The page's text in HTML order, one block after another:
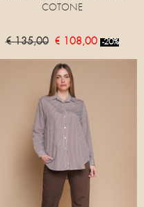
COTONE
€ 135,00 € 108,00 -20%